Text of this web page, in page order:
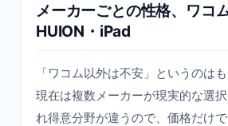
メーカーごとの性格、ワコ
HUION・iPad
「ワコム以外は不安」というのは
現在は複数メーカーが現実的な選
れ得意分野が違うので、価格だけ